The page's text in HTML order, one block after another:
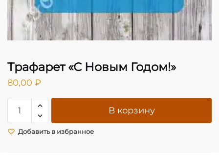
Трафарет «С Новым Годом!»
80,00 ₽
Количество
товара
Трафарет
В корзину
Добавить в избранное